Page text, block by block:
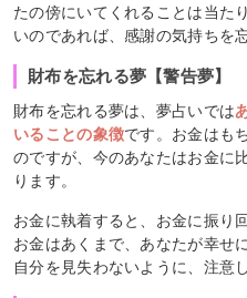
たの傍にいてくれることは当た
いのであれば、感謝の気持ちを
財布を忘れる夢【警告夢】
財布を忘れる夢は、夢占いでは
いることの象徴です。お金はも
のですが、今のあなたはお金に
ります。
お金に執着すると、お金に振り
お金はあくまで、あなたが幸せ
自分を見失わないように、注意